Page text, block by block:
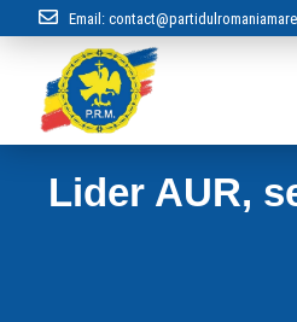
Email:
Lider AUR,